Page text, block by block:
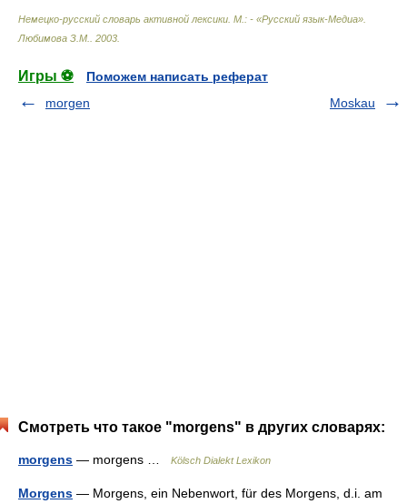
Немецко-русский словарь активной лексики. М.: - «Русский язык-Медиа»
Любимова З.М.
2003
Игры ⚽
Поможем написать реферат
morgen
Moskau
Смотреть что такое "morgens" в других словарях:
morgens — morgens … Kölsch Dialekt Lexikon
Morgens — Morgens, ein Nebenwort, für des Morgens, d.i. am